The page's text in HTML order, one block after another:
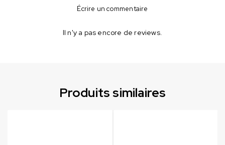
Écrire un commentaire
Il n'y a pas encore de reviews.
Produits similaires